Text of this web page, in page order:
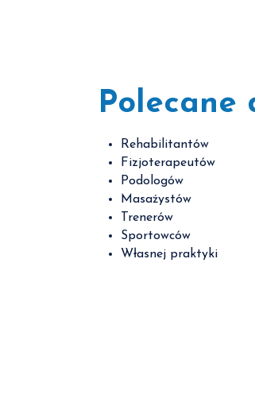
Polecane
Rehabilitantów
Fizjoterapeutów
Podologów
Masażystów
Trenerów
Sportowców
Własnej praktyki